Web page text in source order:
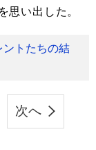
思い出した。
ントたちの結
次へ